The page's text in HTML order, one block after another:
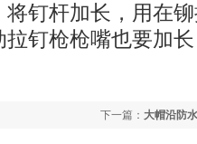
钉杆加长，用在
钉枪枪嘴也要加
下一篇： 大帽沿防